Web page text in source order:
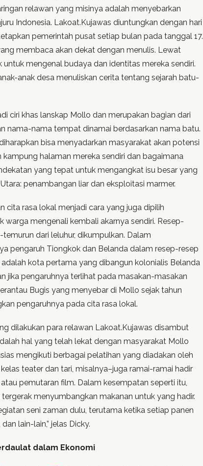
relawan yang misinya adalah menyebarkan
Indonesia. Lakoat.Kujawas diuntungkan dengan hari
pemerintah pusat setiap bulan pada tanggal 17.
membaca akan dekat dengan menulis. Lewat
untuk mengenal budaya dan identitas mereka sendiri.
anak desa menuliskan cerita tentang sejarah batu-
ciri khas lanskap Mollo dan merupakan bagian dari
nama-nama tempat dinamai berdasarkan nama batu.
bisa menyadarkan masyarakat akan potensi
halaman mereka sendiri dan bagaimana
yang tepat untuk mengangkat isu besar yang
penambangan liar dan eksploitasi marmer.
cita rasa lokal menjadi cara yang juga dipilih
warga mengenali kembali akarnya sendiri. Resep-
dari leluhur, dikumpulkan. Dalam
pengaruh Tiongkok dan Belanda dalam resep-resep
kota pertama yang dibangun kolonialis Belanda
jika pengaruhnya terlihat pada masakan-masakan
Bugis yang menyebar di Mollo sejak tahun
pengaruhnya pada cita rasa lokal.
dilakukan para relawan Lakoat.Kujawas disambut
hal yang telah lekat dengan masyarakat Mollo
mengikuti berbagai pelatihan yang diadakan oleh
teater dan tari, misalnya–juga ramai-ramai hadir
pemutaran film. Dalam kesempatan seperti itu,
menyumbangkan makanan untuk yang hadir.
seni zaman dulu, terutama ketika setiap panen
lain-lain,” jelas Dicky.
dalam Ekonomi